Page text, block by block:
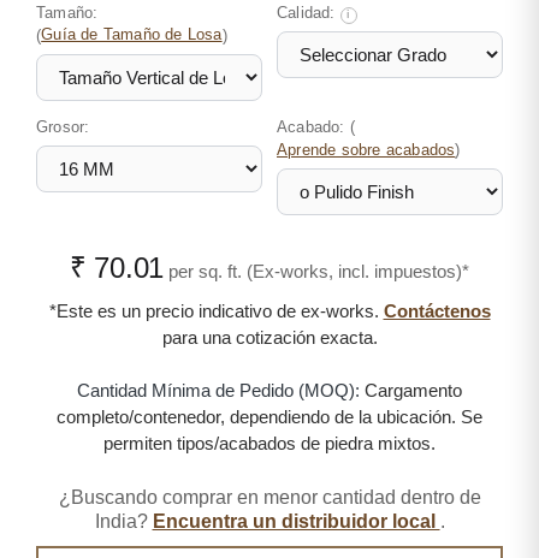
Tamaño:
(Guía de Tamaño de Losa)
Calidad: i
Grosor: Acabado: (
Aprende sobre acabados)
₹ 70.01 per sq. ft. (Ex-works, incl. impuestos)*
*Este es un precio indicativo de ex-works. Contáctenos
para una cotización exacta.
Cantidad Mínima de Pedido (MOQ): Cargamento
completo/contenedor, dependiendo de la ubicación. Se
permiten tipos/acabados de piedra mixtos.
¿Buscando comprar en menor cantidad dentro de
India? Encuentra un distribuidor local .